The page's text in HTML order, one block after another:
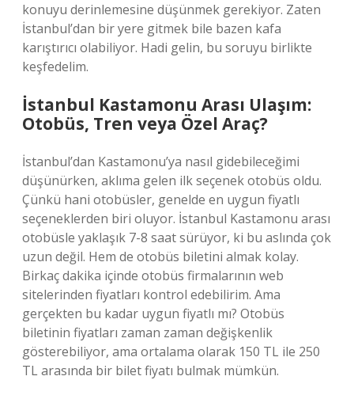
konuyu derinlemesine düşünmek gerekiyor. Zaten
İstanbul’dan bir yere gitmek bile bazen kafa
karıştırıcı olabiliyor. Hadi gelin, bu soruyu birlikte
keşfedelim.
İstanbul Kastamonu Arası Ulaşım:
Otobüs, Tren veya Özel Araç?
İstanbul’dan Kastamonu’ya nasıl gidebileceğimi
düşünürken, aklıma gelen ilk seçenek otobüs oldu.
Çünkü hani otobüsler, genelde en uygun fiyatlı
seçeneklerden biri oluyor. İstanbul Kastamonu arası
otobüsle yaklaşık 7-8 saat sürüyor, ki bu aslında çok
uzun değil. Hem de otobüs biletini almak kolay.
Birkaç dakika içinde otobüs firmalarının web
sitelerinden fiyatları kontrol edebilirim. Ama
gerçekten bu kadar uygun fiyatlı mı? Otobüs
biletinin fiyatları zaman zaman değişkenlik
gösterebiliyor, ama ortalama olarak 150 TL ile 250
TL arasında bir bilet fiyatı bulmak mümkün.